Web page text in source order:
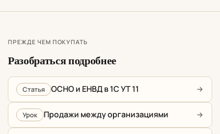
ПРЕЖДЕ ЧЕМ ПОКУПАТЬ
Разобраться подробнее
Статья ОСНО и ЕНВД в 1С УТ 11
Урок Продажи между организациями